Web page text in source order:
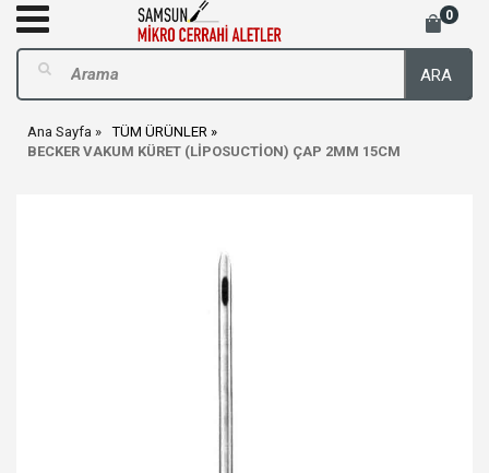
0
ARA
Ana Sayfa
TÜM ÜRÜNLER
BECKER VAKUM KÜRET (LİPOSUCTİON) ÇAP 2MM 15CM